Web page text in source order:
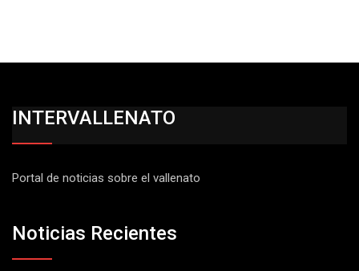
INTERVALLENATO
Portal de noticias sobre el vallenato
Noticias Recientes